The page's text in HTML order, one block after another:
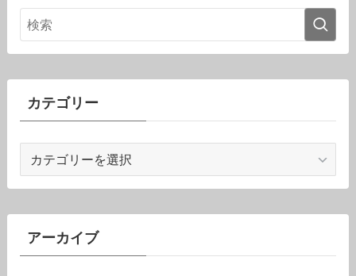
カテゴリー
ゴ
リ
ーアーカイブ